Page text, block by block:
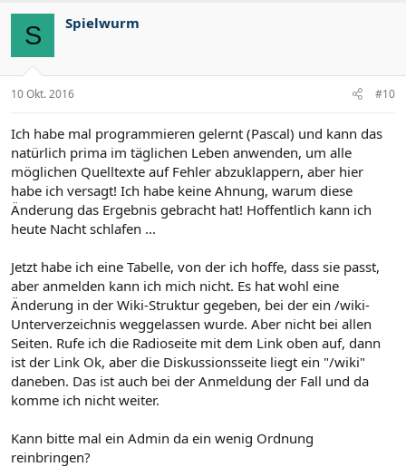
S Spielwurm
10 Okt. 2016 #10
Ich habe mal programmieren gelernt (Pascal) und kann das
natürlich prima im täglichen Leben anwenden, um alle
möglichen Quelltexte auf Fehler abzuklappern, aber hier
habe ich versagt! Ich habe keine Ahnung, warum diese
Änderung das Ergebnis gebracht hat! Hoffentlich kann ich
heute Nacht schlafen ...
Jetzt habe ich eine Tabelle, von der ich hoffe, dass sie passt,
aber anmelden kann ich mich nicht. Es hat wohl eine
Änderung in der Wiki-Struktur gegeben, bei der ein /wiki-
Unterverzeichnis weggelassen wurde. Aber nicht bei allen
Seiten. Rufe ich die Radioseite mit dem Link oben auf, dann
ist der Link Ok, aber die Diskussionsseite liegt ein "/wiki"
daneben. Das ist auch bei der Anmeldung der Fall und da
komme ich nicht weiter.
Kann bitte mal ein Admin da ein wenig Ordnung
reinbringen?